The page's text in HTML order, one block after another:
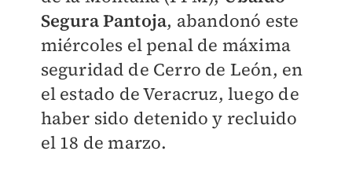
Segura Pantoja, abandonó este
miércoles el penal de máxima
seguridad de Cerro de León, en
el estado de Veracruz, luego de
haber sido detenido y recluido
el 18 de marzo.